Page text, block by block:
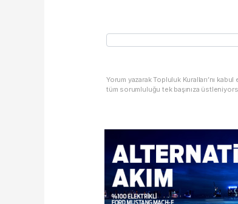
Yorum yazarak Topluluk Kuralları’nı
tüm sorumluluğu tek başınıza